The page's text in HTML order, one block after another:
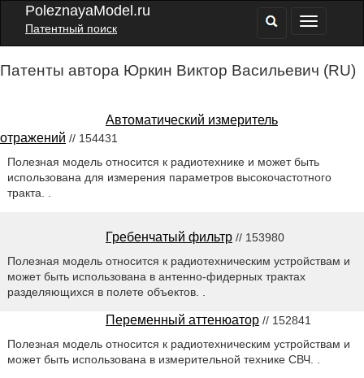
PoleznayaModel.ru
Патентный поиск
Патенты автора Юркин Виктор Васильевич (RU)
Автоматический измеритель
отражений // 154431
Полезная модель относится к радиотехнике и может быть
использована для измерения параметров высокочастотного
тракта. .
Гребенчатый фильтр // 153980
Полезная модель относится к радиотехническим устройствам и
может быть использована в антенно-фидерных трактах
разделяющихся в полете объектов. .
Переменный аттенюатор // 152841
Полезная модель относится к радиотехническим устройствам и
может быть использована в измерительной технике СВЧ. .